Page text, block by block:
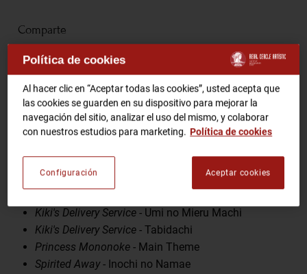
RCA TV
Gastronomic Experience 360º
Entradas Eventos
CA ES
Comparte
Programa
Laputa: Castle in the Sky
- Kimi wo Nosete
My Neighbour Totoro
- Kaze no Toori Michi
Kiki's Delivery Service - Umi no Mieru Machi
Kiki's Delivery Service - Tabidachi
Princess Mononoke - Main Theme
Spirited Away - Inochi no Namae
Política de cookies
Al hacer clic en “Aceptar todas las cookies”, usted acepta que
las cookies se guarden en su dispositivo para mejorar la
navegación del sitio, analizar el uso del mismo, y colaborar
con nuestros estudios para marketing. Política de cookies
Aceptar cookies
Configuración